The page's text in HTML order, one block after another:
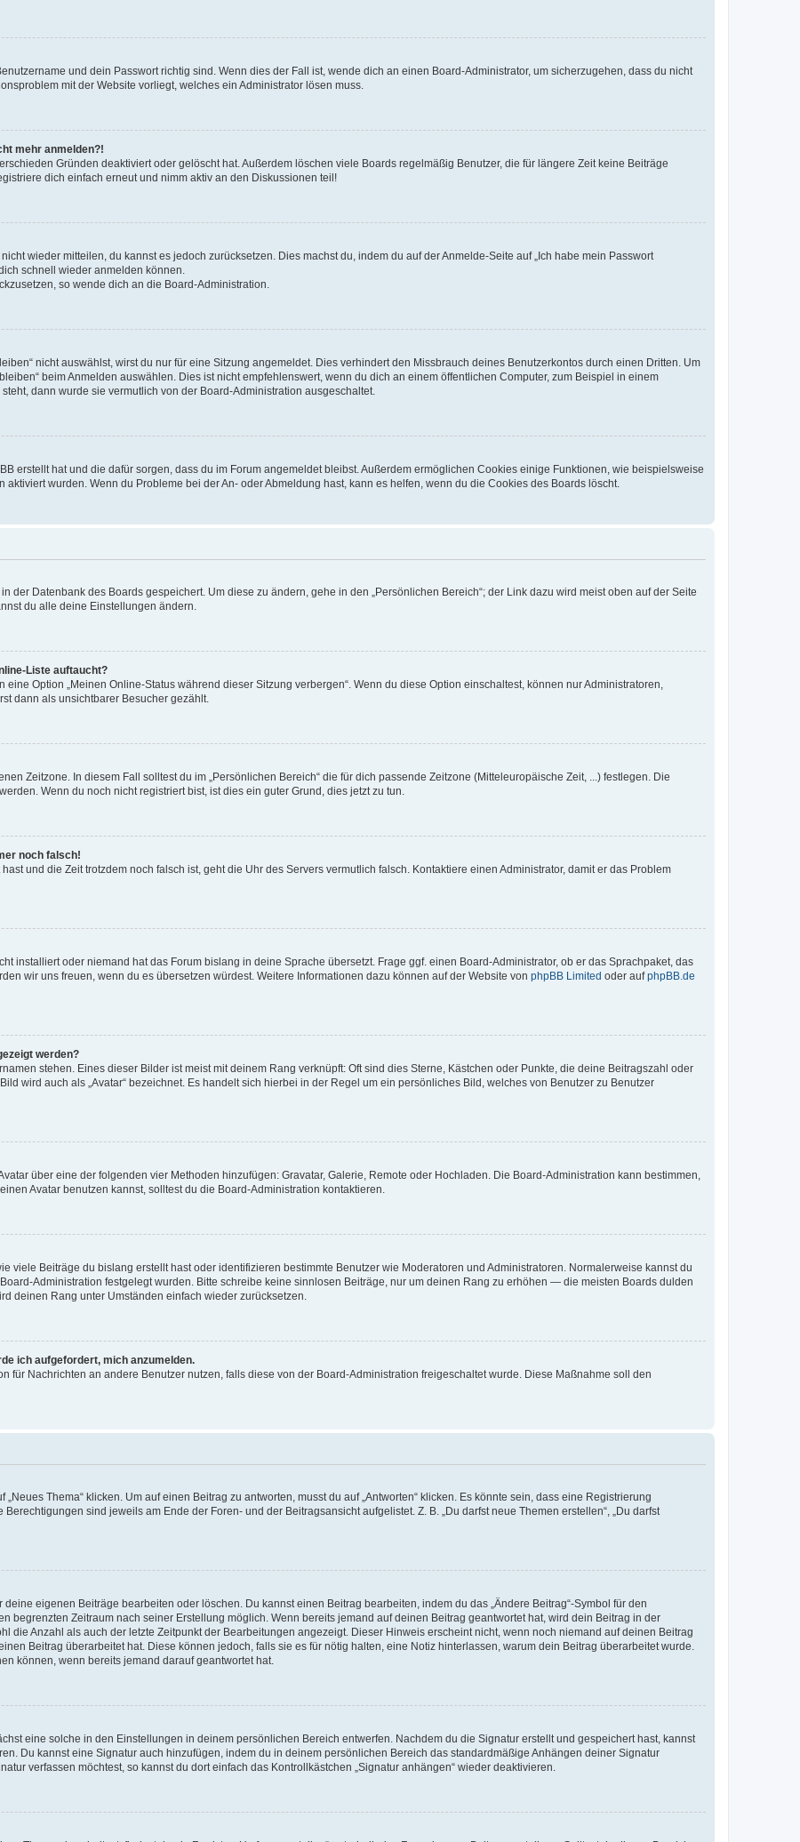
und dein Passwort richtig sind. Wenn dies der Fall ist, wende dich an einen Board-Administrator, um sicherzugehen, dass du nicht
mit der Website vorliegt, welches ein Administrator lösen muss.
mehr anmelden?!
Gründen deaktiviert oder gelöscht hat. Außerdem löschen viele Boards regelmäßig Benutzer, die für längere Zeit keine Beiträge
dich einfach erneut und nimm aktiv an den Diskussionen teil!
wieder mitteilen, du kannst es jedoch zurücksetzen. Dies machst du, indem du auf der Anmelde-Seite auf „Ich habe mein Passwort
schnell wieder anmelden können.
so wende dich an die Board-Administration.
nicht auswählst, wirst du nur für eine Sitzung angemeldet. Dies verhindert den Missbrauch deines Benutzerkontos durch einen Dritten. Um
beim Anmelden auswählen. Dies ist nicht empfehlenswert, wenn du dich an einem öffentlichen Computer, zum Beispiel in einem
dann wurde sie vermutlich von der Board-Administration ausgeschaltet.
erstellt hat und die dafür sorgen, dass du im Forum angemeldet bleibst. Außerdem ermöglichen Cookies einige Funktionen, wie beispielsweise
aktiviert wurden. Wenn du Probleme bei der An- oder Abmeldung hast, kann es helfen, wenn du die Cookies des Boards löscht.
der Datenbank des Boards gespeichert. Um diese zu ändern, gehe in den „Persönlichen Bereich“; der Link dazu wird meist oben auf der Seite
du alle deine Einstellungen ändern.
Liste auftaucht?
Option „Meinen Online-Status während dieser Sitzung verbergen“. Wenn du diese Option einschaltest, können nur Administratoren,
dann als unsichtbarer Besucher gezählt.
Zeitzone. In diesem Fall solltest du im „Persönlichen Bereich“ die für dich passende Zeitzone (Mitteleuropäische Zeit, ...) festlegen. Die
Wenn du noch nicht registriert bist, ist dies ein guter Grund, dies jetzt zu tun.
noch falsch!
und die Zeit trotzdem noch falsch ist, geht die Uhr des Servers vermutlich falsch. Kontaktiere einen Administrator, damit er das Problem
installiert oder niemand hat das Forum bislang in deine Sprache übersetzt. Frage ggf. einen Board-Administrator, ob er das Sprachpaket, das
wir uns freuen, wenn du es übersetzen würdest. Weitere Informationen dazu können auf der Website von phpBB Limited oder aufphpBB.de
werden?
stehen. Eines dieser Bilder ist meist mit deinem Rang verknüpft: Oft sind dies Sterne, Kästchen oder Punkte, die deine Beitragszahl oder
wird auch als „Avatar“ bezeichnet. Es handelt sich hierbei in der Regel um ein persönliches Bild, welches von Benutzer zu Benutzer
über eine der folgenden vier Methoden hinzufügen: Gravatar, Galerie, Remote oder Hochladen. Die Board-Administration kann bestimmen,
Avatar benutzen kannst, solltest du die Board-Administration kontaktieren.
viele Beiträge du bislang erstellt hast oder identifizieren bestimmte Benutzer wie Moderatoren und Administratoren. Normalerweise kannst du
Administration festgelegt wurden. Bitte schreibe keine sinnlosen Beiträge, nur um deinen Rang zu erhöhen — die meisten Boards dulden
deinen Rang unter Umständen einfach wieder zurücksetzen.
ich aufgefordert, mich anzumelden.
für Nachrichten an andere Benutzer nutzen, falls diese von der Board-Administration freigeschaltet wurde. Diese Maßnahme soll den
Thema“ klicken. Um auf einen Beitrag zu antworten, musst du auf „Antworten“ klicken. Es könnte sein, dass eine Registrierung
sind jeweils am Ende der Foren- und der Beitragsansicht aufgelistet. Z. B. „Du darfst neue Themen erstellen“, „Du darfst
eigenen Beiträge bearbeiten oder löschen. Du kannst einen Beitrag bearbeiten, indem du das „Ändere Beitrag“-Symbol für den
begrenzten Zeitraum nach seiner Erstellung möglich. Wenn bereits jemand auf deinen Beitrag geantwortet hat, wird dein Beitrag in der
die Anzahl als auch der letzte Zeitpunkt der Bearbeitungen angezeigt. Dieser Hinweis erscheint nicht, wenn noch niemand auf deinen Beitrag
Beitrag überarbeitet hat. Diese können jedoch, falls sie es für nötig halten, eine Notiz hinterlassen, warum dein Beitrag überarbeitet wurde.
können, wenn bereits jemand darauf geantwortet hat.
eine solche in den Einstellungen in deinem persönlichen Bereich entwerfen. Nachdem du die Signatur erstellt und gespeichert hast, kannst
Du kannst eine Signatur auch hinzufügen, indem du in deinem persönlichen Bereich das standardmäßige Anhängen deiner Signatur
verfassen möchtest, so kannst du dort einfach das Kontrollkästchen „Signatur anhängen“ wieder deaktivieren.